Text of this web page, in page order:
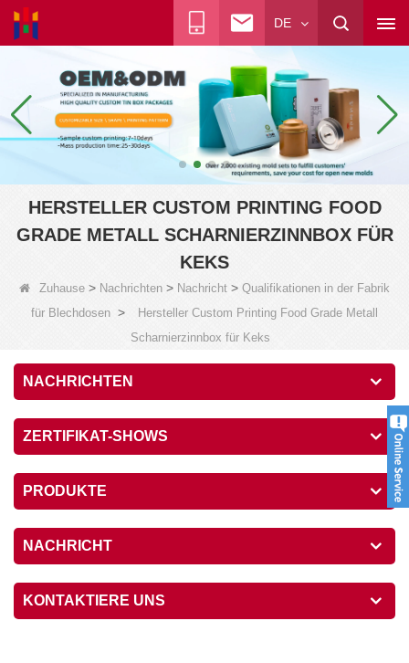
DE
HERSTELLER CUSTOM PRINTING FOOD
GRADE METALL SCHARNIERZINNBOX FÜR
KEKS
Zuhause > Nachrichten > Nachricht > Qualifikationen in der Fabrik
für Blechdosen >
Hersteller Custom Printing Food Grade Metall
Scharnierzinnbox für Keks
NACHRICHTEN
ZERTIFIKAT-SHOWS
PRODUKTE
NACHRICHT
KONTAKTIERE UNS